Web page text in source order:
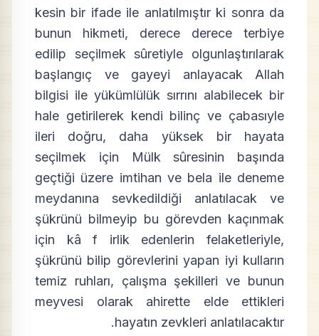
kesin bir ifade ile anlatılmıştır ki sonra da
bunun hikmeti, derece derece terbiye
edilip seçilmek sûretiyle olgunlaştırılarak
başlangıç ve gayeyi anlayacak Allah
bilgisi ile yükümlülük sırrını alabilecek bir
hale getirilerek kendi bilinç ve çabasıyle
ileri doğru, daha yüksek bir hayata
seçilmek için Mülk sûresinin başında
geçtiği üzere imtihan ve bela ile deneme
meydanına sevkedildiği anlatılacak ve
şükrünü bilmeyip bu görevden kaçınmak
için kâ f irlik edenlerin felaketleriyle,
şükrünü bilip görevlerini yapan iyi kulların
temiz ruhları, çalışma şekilleri ve bunun
meyvesi olarak ahirette elde ettikleri
hayatın zevkleri anlatılacaktır.